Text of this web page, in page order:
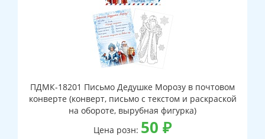
ПДМК-18201 Письмо Дедушке Морозу в почтовом
конверте (конверт, письмо с текстом и раскраской
на обороте, вырубная фигурка)
Цена розн: 50 ₽